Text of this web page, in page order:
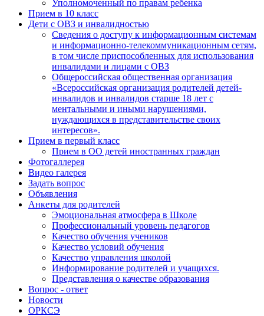
Уполномоченный по правам ребенка
Прием в 10 класс
Дети с ОВЗ и инвалидностью
Сведения о доступу к информационным системам
и информационно-телекоммуникационным сетям,
в том числе приспособленных для использования
инвалидами и лицами с ОВЗ
Общероссийская общественная организация
«Всероссийская организация родителей детей-
инвалидов и инвалидов старше 18 лет с
ментальными и иными нарушениями,
нуждающихся в представительстве своих
интересов».
Прием в первый класс
Прием в ОО детей иностранных граждан
Фотогаллерея
Видео галерея
Задать вопрос
Объявления
Анкеты для родителей
Эмоциональная атмосфера в Школе
Профессиональный уровень педагогов
Качество обучения учеников
Качество условий обучения
Качество управления школой
Информирование родителей и учащихся.
Представления о качестве образования
Вопрос - ответ
Новости
ОРКСЭ